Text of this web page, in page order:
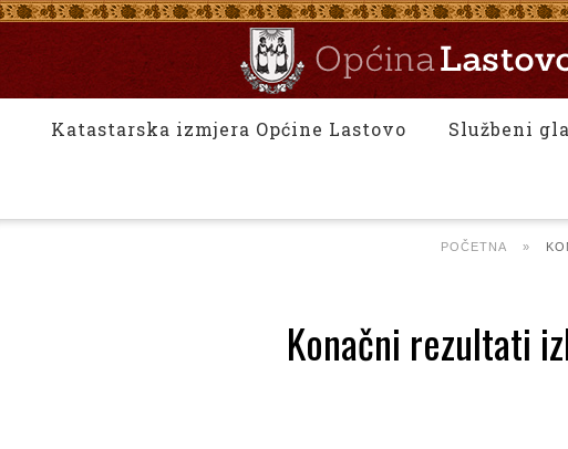
Katastarska izmjera Općine Lastovo Službeni
POČETNA »
Konačni rezultati